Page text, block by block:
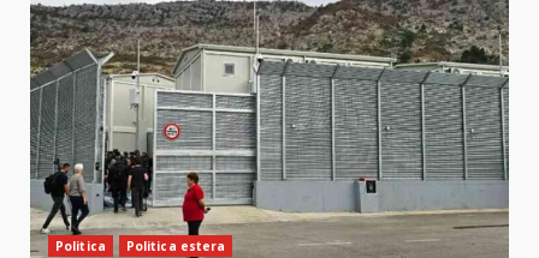
Politica Politica estera